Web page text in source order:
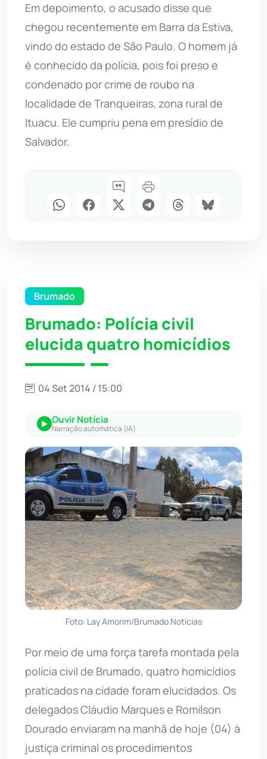
Em depoimento, o acusado disse que
chegou recentemente em Barra da Estiva,
vindo do estado de São Paulo. O homem já
é conhecido da polícia, pois foi preso e
condenado por crime de roubo na
localidade de Tranqueiras, zona rural de
Ituacu. Ele cumpriu pena em presídio de
Salvador.
Brumado
Brumado: Polícia civil
elucida quatro homicídios
04 Set 2014 / 15:00
Ouvir Notícia
Narração automática (IA)
Foto: Lay Amorim/Brumado Notícias
Por meio de uma força tarefa montada pela
polícia civil de Brumado, quatro homicídios
praticados na cidade foram elucidados. Os
delegados Cláudio Marques e Romilson
Dourado enviaram na manhã de hoje (04) à
justiça criminal os procedimentos